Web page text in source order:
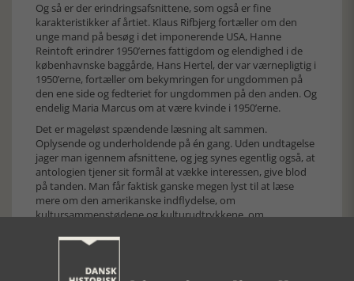
Og så er der erindringsafsnittene, som også er fine
karakteristikker af årtiet. Klaus Rifbjerg fortæller om den
unge mand på besøg i det imponerende USA, Hanne
Reintoft erindrer 1950’ernes fattigdom og elendighed i de
københavnske baggårde, Hans Hertel, der var værnepligtig i
1950’erne, fortæller om bekymringen for ungdommen på
den ene side og fedteriet for ungdommen på den anden. Og
endelig Maria Marcus om at være kvinde i 1950’erne.
Det er mageløst spændende læsning alt sammen.
Oplysende og underholdende på én gang. Uden undtagelse
jager man igennem afsnittene, og jeg synes egentlig også, at
antologien tjener sit formål at vække interessen, give blod
på tanden. Man får faktisk ganske megen lyst til at læse
mere om den amerikanske indflydelse, om
kultursammenstødene og kulturudtrykkene, om
1950’er-kendetegn. Og man får lyst til at deltage i Golden